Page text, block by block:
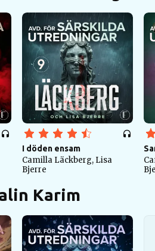
I döden ensam
Camilla Läckberg, Lisa
Bjerre
Karim